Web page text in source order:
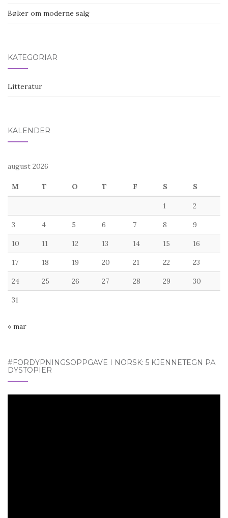
Bøker om moderne salg
KATEGORIAR
Litteratur
KALENDER
august 2026
M T O T F S S
1 2
3 4 5 6 7 8 9
10 11 12 13 14 15 16
17 18 19 20 21 22 23
24 25 26 27 28 29 30
31
« mar
#FORDYPNINGSOPPGAVE I NORSK: 5 KJENNETEGN PÅ
DYSTOPIER